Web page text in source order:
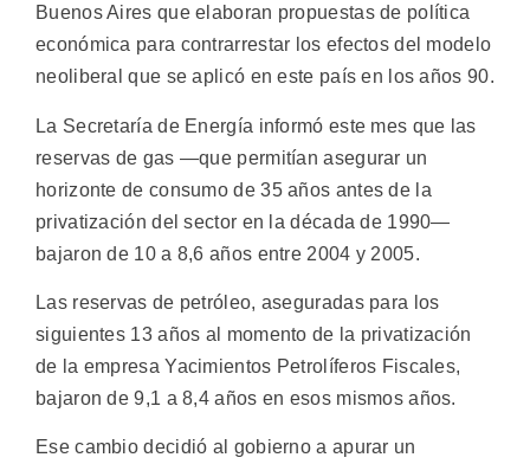
Buenos Aires que elaboran propuestas de política
económica para contrarrestar los efectos del modelo
neoliberal que se aplicó en este país en los años 90.
La Secretaría de Energía informó este mes que las
reservas de gas —que permitían asegurar un
horizonte de consumo de 35 años antes de la
privatización del sector en la década de 1990—
bajaron de 10 a 8,6 años entre 2004 y 2005.
Las reservas de petróleo, aseguradas para los
siguientes 13 años al momento de la privatización
de la empresa Yacimientos Petrolíferos Fiscales,
bajaron de 9,1 a 8,4 años en esos mismos años.
Ese cambio decidió al gobierno a apurar un